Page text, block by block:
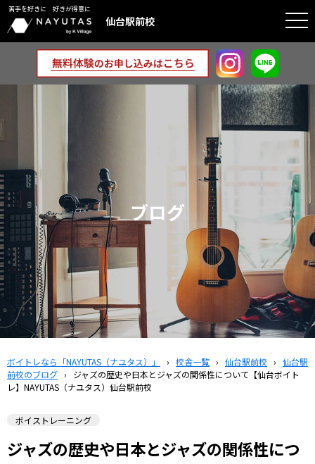
苦手を好きに 好きが得意に
仙台駅前校
ブログ
ボイトレなら「NAYUTAS（ナユタス）」 › 校舎一覧 › 仙台駅前校 › 仙台駅
前校のブログ ›
ジャズの歴史や日本とジャズの関係性について【仙台ボイト
レ】NAYUTAS（ナユタス）仙台駅前校
ボイストレーニング
ジャズの歴史や日本とジャズの関係性につ